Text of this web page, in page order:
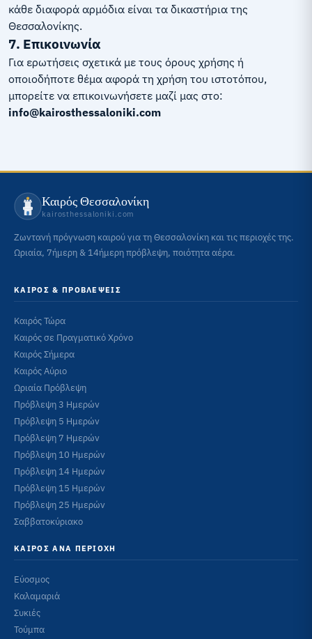
κάθε διαφορά αρμόδια είναι τα δικαστήρια της
Θεσσαλονίκης.
7. Επικοινωνία
Για ερωτήσεις σχετικά με τους όρους χρήσης ή
οποιοδήποτε θέμα αφορά τη χρήση του ιστοτόπου,
μπορείτε να επικοινωνήσετε μαζί μας στο:
info@kairosthessaloniki.com
Καιρός Θεσσαλονίκη
kairosthessaloniki.com
Ζωντανή πρόγνωση καιρού για τη Θεσσαλονίκη και τις περιοχές της.
Ωριαία, 7ήμερη & 14ήμερη πρόβλεψη, ποιότητα αέρα.
ΚΑΙΡΌΣ & ΠΡΟΒΛΈΨΕΙΣ
Καιρός Τώρα
Καιρός σε Πραγματικό Χρόνο
Καιρός Σήμερα
Καιρός Αύριο
Ωριαία Πρόβλεψη
Πρόβλεψη 3 Ημερών
Πρόβλεψη 5 Ημερών
Πρόβλεψη 7 Ημερών
Πρόβλεψη 10 Ημερών
Πρόβλεψη 14 Ημερών
Πρόβλεψη 15 Ημερών
Πρόβλεψη 25 Ημερών
Σαββατοκύριακο
ΚΑΙΡΌΣ ΑΝΆ ΠΕΡΙΟΧΉ
Εύοσμος
Καλαμαριά
Συκιές
Τούμπα